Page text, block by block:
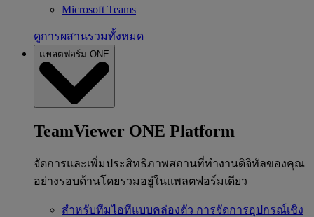
Microsoft Teams
ดูการผสานรวมทั้งหมด
แพลตฟอร์ม ONE
TeamViewer ONE Platform
จัดการและเพิ่มประสิทธิภาพสถานที่ทำงานดิจิทัลของคุณ
อย่างรอบด้านโดยรวมอยู่ในแพลตฟอร์มเดียว
สำหรับทีมไอทีแบบคล่องตัว การจัดการอุปกรณ์เชิง